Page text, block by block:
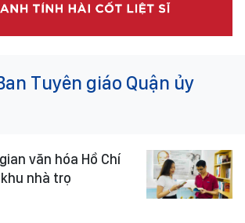
Tuyên giáo Quận ủy
văn hóa Hồ Chí
nhà trọ